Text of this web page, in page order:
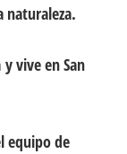
naturaleza.
y vive en San
equipo de